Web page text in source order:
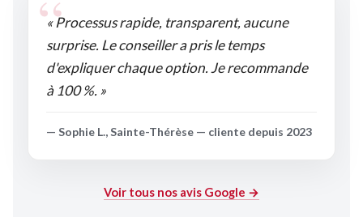
« Processus rapide, transparent, aucune
surprise. Le conseiller a pris le temps
d'expliquer chaque option. Je recommande
à 100 %. »
— Sophie L., Sainte-Thérèse — cliente depuis 2023
Voir tous nos avis Google →